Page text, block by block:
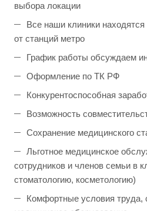
выбора локации
Все наши клиники
от станций метро
График работы обсуждаем
Оформление по ТК РФ
Конкурентоспособная
Возможность
Сохранение медицинского
Льготное медицинское
сотрудников и членов семьи в
стоматологию, косметологию)
Комфортные условия труда,